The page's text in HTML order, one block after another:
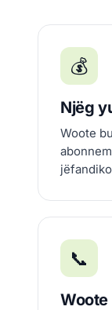
💰
Njëg
Woote
📞
Woote